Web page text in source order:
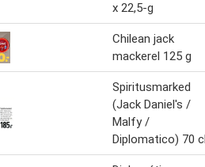
x 22,5-g
Chilean jack
mackerel 125 g
Spiritusmarked
(Jack Daniel's /
Malfy /
Diplomatico) 70